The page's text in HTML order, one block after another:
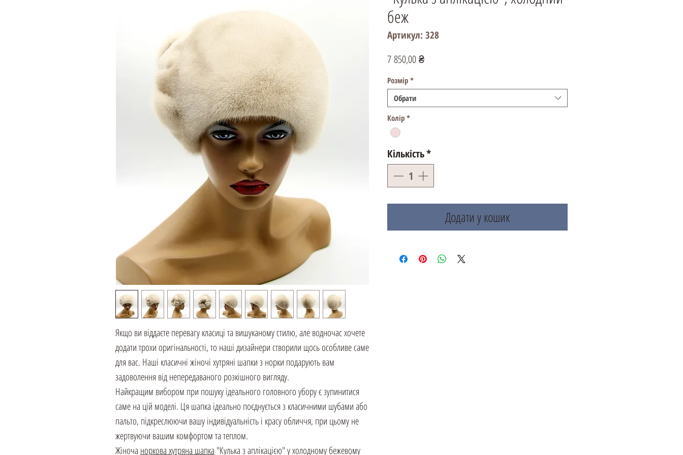
Якщо ви віддаєте перевагу класиці та вишуканому стилю, але водночас хочете
додати трохи оригінальності, то наші дизайнери створили щось особливе саме
для вас. Наші класичні жіночі хутряні шапки з норки подарують вам
задоволення від непередаваного розкішного вигляду.
Найкращим вибором при пошуку ідеального головного убору є зупинитися
саме на цій моделі. Ця шапка ідеально поєднується з класичними шубами або
пальто, підкреслюючи вашу індивідуальність і красу обличчя, при цьому не
жертвуючи вашим комфортом та теплом.
Жіноча норкова хутряна шапка "Кулька з аплікацією" у холодному бежевому
беж
Артикул: 328
7 850,00 ₴Ціна
Розмір *
Обрати
Колір *
Кількість*
Додати у кошик